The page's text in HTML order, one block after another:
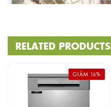
RELATED PRODUCTS
GIẢM 16%